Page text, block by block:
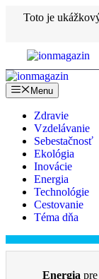
Preskočiť
Toto je
Menu
Zdravie
Vzdelávanie
Sebestačnosť
Ekológia
Inovácie
Energia
Technológie
Cestovanie
Téma dňa
Energia pre